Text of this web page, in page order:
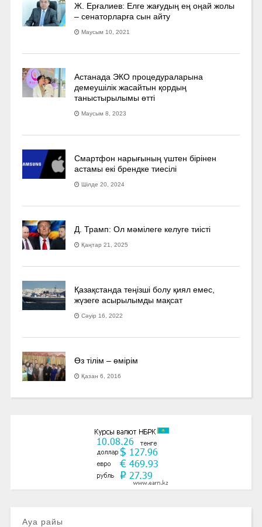
Ж. Ерғалиев: Елге жағудың ең оңай жолы
– сенаторларға сын айту
Маусым 10, 2021
Астанада ЭКО процедураларына
демеушілік жасайтын қордың
таныстырылымы өтті
Маусым 8, 2023
Смартфон нарығының үштен бірінен
астамы екі брендке тиесілі
Шілде 20, 2024
Д. Трамп: Ол мәмілеге келуге тиісті
Қаңтар 21, 2025
Қазақстанда теңізші болу қиял емес,
жүзеге асырылымды мақсат
Сәуір 16, 2022
Өз тілім – өмірім
Қазан 6, 2016
Ауа райы